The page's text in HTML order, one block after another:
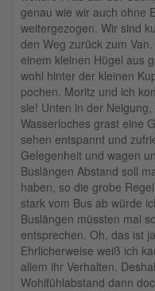
genau wie wir auch ohne
weitergezogen. Wir sind
den Weg zurück zum
einem kleinen Hügel aus
wohl hinter der kleinen
pochen. Moritz und ich
sie! Unten in der
Wasserloches grast eine
sehen entspannt und
Gelegenheit und wagen
Buslängen Abstand soll
haben, so die grobe
stark vom Bus ab würde
Buslängen müssten mal
entsprechen. Oh, das ist
Ehrlicherweise weiß ich
allem ihr Verhalten.
Wohlfühlabstand dann